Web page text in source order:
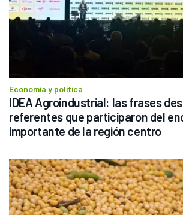
Economía y política
IDEA Agroindustrial: las frases
referentes que participaron del
importante de la región centro